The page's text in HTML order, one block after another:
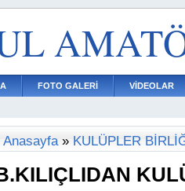
FOTO GALERİ VİDEOLAR
Anasayfa» KULÜPLER